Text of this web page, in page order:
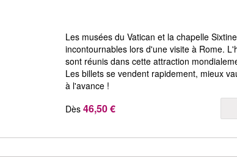
Les musées du Vatican et la chapelle
incontournables lors d'une visite à Rome.
sont réunis dans cette attraction
Les billets se vendent rapidement, mieux
à l'avance !
Dès 46,50 €